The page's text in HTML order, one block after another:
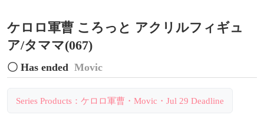
ケロロ軍曹 ころっと アクリルフィギュ
ア/タママ(067)
〇 Has ended Movic
Series Products：ケロロ軍曹・Movic・Jul 29 Deadline